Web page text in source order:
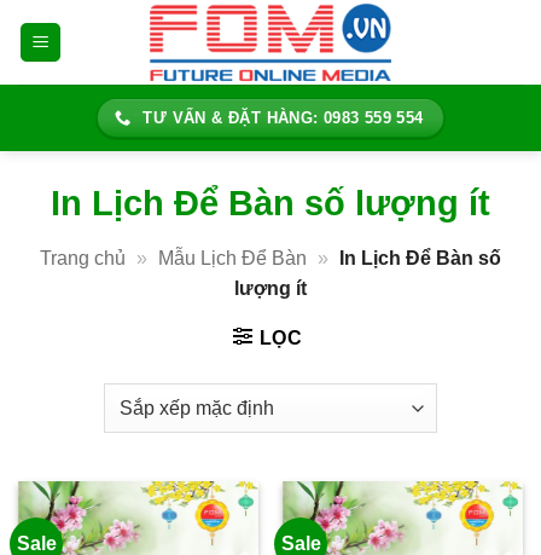
TƯ VẤN & ĐẶT HÀNG: 0983 559 554
In Lịch Để Bàn số lượng ít
Trang chủ » Mẫu Lịch Để Bàn »
In Lịch Để Bàn số
lượng ít
LỌC
Sale Sale